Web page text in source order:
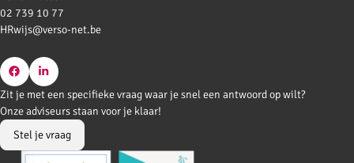
02 739 10 77
HRwijs@verso-net.be
Go
to
Facebook
Go
to
LinkedIn
Zit je met een specifieke vraag waar je snel een antwoord op wilt?
Onze adviseurs staan voor je klaar!
Stel je vraag